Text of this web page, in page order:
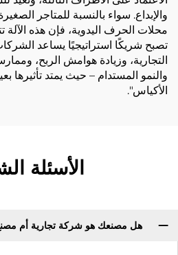
والإبداع. سواء بالنسبة للمتاجر
محلات الحرف اليدوية، فإن هذه الآلة
تصبح شريكًا استراتيجيًا يساعد
التجارية، وزيادة هوامش الربح،
والنمو المستدام – حيث يمتد تأثيرها
الأكياس".
الأسئلة
هل مصنعك هو شركة تجارية أم